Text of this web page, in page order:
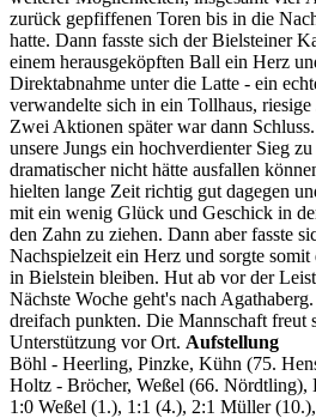
zurück gepfiffenen Toren bis in die
hatte. Dann fasste sich der Bielsteiner
einem herausgeköpften Ball ein Herz
Direktabnahme unter die Latte - ein
verwandelte sich in ein Tollhaus,
Zwei Aktionen später war dann
unsere Jungs ein hochverdienter Sieg
dramatischer nicht hätte ausfallen
hielten lange Zeit richtig gut dagegen
mit ein wenig Glück und Geschick in
den Zahn zu ziehen. Dann aber fasste
Nachspielzeit ein Herz und sorgte somit
in Bielstein bleiben. Hut ab vor der
Nächste Woche geht's nach
dreifach punkten. Die Mannschaft freut
Unterstützung vor Ort. Aufstellung
Böhl - Heerling, Pinzke, Kühn (75.
Holtz - Bröcher, Weßel (66. Nördtling),
1:0 Weßel (1.), 1:1 (4.), 2:1 Müller